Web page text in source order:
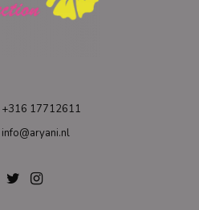
+316 17712611
info@aryani.nl